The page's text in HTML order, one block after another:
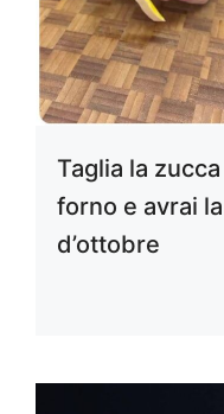
Taglia la
forno e avrai
d’ottobre